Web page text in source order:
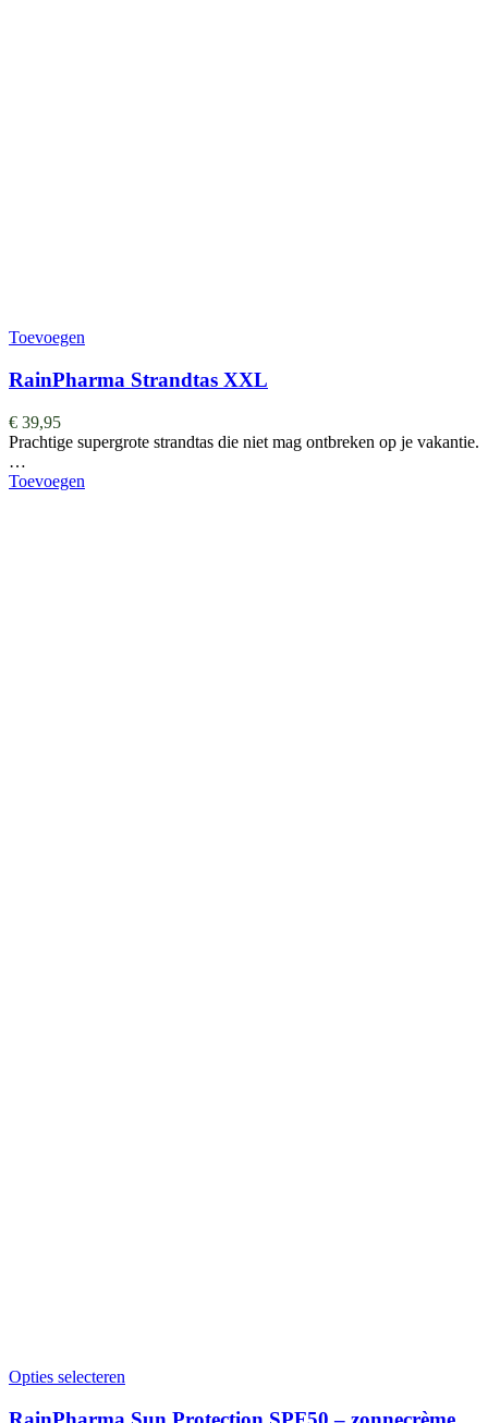
Toevoegen
RainPharma Strandtas XXL
€ 39,95
Prachtige supergrote strandtas die niet mag ontbreken op je vakantie.
…
Toevoegen
Opties selecteren